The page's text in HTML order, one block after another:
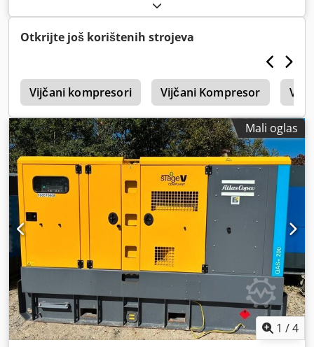
Otkrijte još korištenih strojeva
Vijčani kompresori Vijčani Kompresor
Mali oglas
1 /4